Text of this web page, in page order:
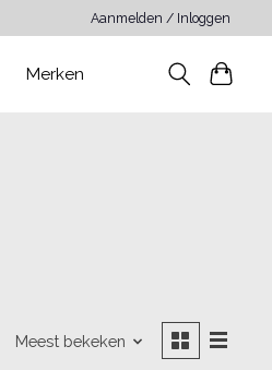
Aanmelden / Inloggen
Merken
Meest bekeken